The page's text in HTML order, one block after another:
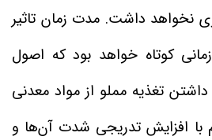
نخواهد داشت. مدت زمان تاثیر
کوتاه خواهد بود که اصول
داشتن تغذیه مملو از مواد معدنی
با افزایش تدریجی شدت آن‌ها و